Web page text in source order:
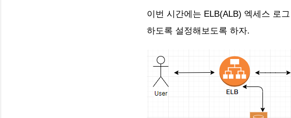
이번 시간에는 ELB(ALB) 엑세스 로
하도록 설정해보도록 하자.